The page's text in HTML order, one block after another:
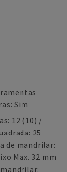
Sim
12 (10) /
25
de mandrilar:
Max. 32 mm